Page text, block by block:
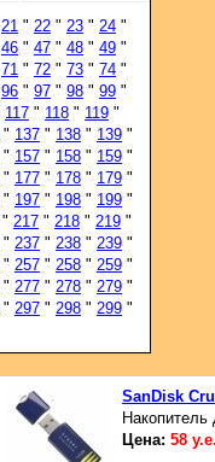
21 " 22 " 23 " 24 "
46 " 47 " 48 " 49 "
71 " 72 " 73 " 74 "
96 " 97 " 98 " 99 "
117 " 118 " 119 "
" 137 " 138 " 139 "
" 157 " 158 " 159 "
" 177 " 178 " 179 "
" 197 " 198 " 199 "
" 217 " 218 " 219 "
" 237 " 238 " 239 "
" 257 " 258 " 259 "
" 277 " 278 " 279 "
" 297 " 298 " 299 "
SanDisk
Цена: 58 у.е.